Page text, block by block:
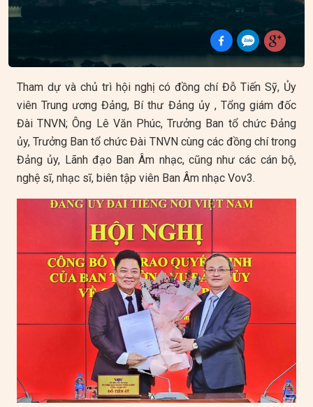
Tham dự và chủ trì hội nghị có đồng chí Đỗ Tiến Sỹ, Ủy
viên Trung ương Đảng, Bí thư Đảng ủy , Tổng giám đốc
Đài TNVN; Ông Lê Văn Phúc, Trưởng Ban tổ chức Đảng
ủy, Trưởng Ban tổ chức Đài TNVN cùng các đồng chí trong
Đảng ủy, Lãnh đạo Ban Âm nhạc, cũng như các cán bộ,
nghệ sĩ, nhạc sĩ, biên tập viên Ban Âm nhạc Vov3.